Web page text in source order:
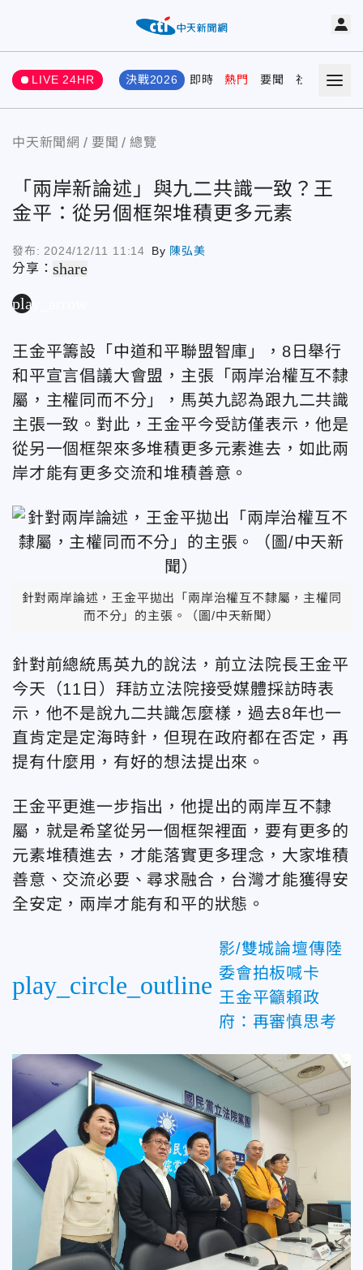
LIVE 24HR 決戰2026 即時 熱門 要聞 社會 娛樂
中天新聞網 要聞 總覽
「兩岸新論述」與九二共識一致？王
金平：從另個框架堆積更多元素
發布: 2024/12/11 11:14 By 陳弘美
分享：share
play_arrow
王金平籌設「中道和平聯盟智庫」，8日舉行
和平宣言倡議大會盟，主張「兩岸治權互不隸
屬，主權同而不分」，馬英九認為跟九二共識
主張一致。對此，王金平今受訪僅表示，他是
從另一個框架來多堆積更多元素進去，如此兩
岸才能有更多交流和堆積善意。
針對兩岸論述，王金平拋出「兩岸治權互不隸屬，主權同
而不分」的主張。（圖/中天新聞）
針對前總統馬英九的說法，前立法院長王金平
今天（11日）拜訪立法院接受媒體採訪時表
示，他不是說九二共識怎麼樣，過去8年也一
直肯定是定海時針，但現在政府都在否定，再
提有什麼用，有好的想法提出來。
王金平更進一步指出，他提出的兩岸互不隸
屬，就是希望從另一個框架裡面，要有更多的
元素堆積進去，才能落實更多理念，大家堆積
善意、交流必要、尋求融合，台灣才能獲得安
全安定，兩岸才能有和平的狀態。
play_circle_outline
影/雙城論壇傳陸
委會拍板喊卡
王金平籲賴政
府：再審慎思考